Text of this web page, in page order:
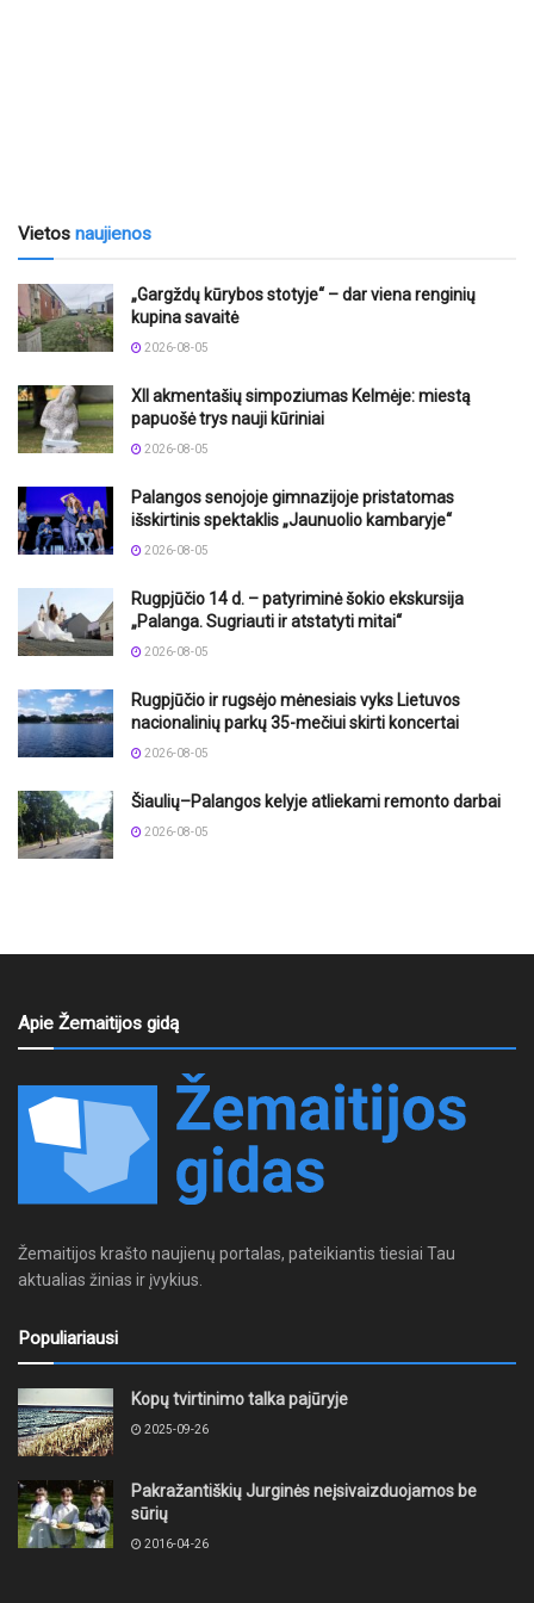
Vietos naujienos
„Gargždų kūrybos stotyje“ – dar viena renginių
kupina savaitė
2026-08-05
XII akmentašių simpoziumas Kelmėje: miestą
papuošė trys nauji kūriniai
2026-08-05
Palangos senojoje gimnazijoje pristatomas
išskirtinis spektaklis „Jaunuolio kambaryje“
2026-08-05
Rugpjūčio 14 d. – patyriminė šokio ekskursija
„Palanga. Sugriauti ir atstatyti mitai“
2026-08-05
Rugpjūčio ir rugsėjo mėnesiais vyks Lietuvos
nacionalinių parkų 35-mečiui skirti koncertai
2026-08-05
Šiaulių–Palangos kelyje atliekami remonto darbai
2026-08-05
Apie Žemaitijos gidą
Žemaitijos krašto naujienų portalas, pateikiantis tiesiai Tau
aktualias žinias ir įvykius.
Populiariausi
Kopų tvirtinimo talka pajūryje
2025-09-26
Pakražantiškių Jurginės neįsivaizduojamos be
sūrių
2016-04-26